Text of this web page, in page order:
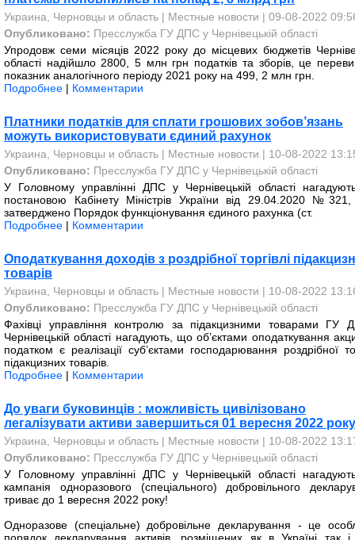
Украина, Черновцы и область | Местные новости | 09-08-2022
Опубликовано: Пресслужба ГУ ДПС у Чернівецькій області
Упродовж семи місяців 2022 року до місцевих бюджетів
області надійшло 2800, 5 млн грн податків та зборів, це
показник аналогічного періоду 2021 року на 499, 2 млн грн.
Подробнее | Комментарии
Платники податків для сплати грошових зобов’язань
можуть використовувати єдиний рахунок
Украина, Черновцы и область | Местные новости | 10-08-2022
Опубликовано: Пресслужба ГУ ДПС у Чернівецькій області
У Головному управлінні ДПС у Чернівецькій області
постановою Кабінету Міністрів України від 29.04.2020
затверджено Порядок функціонування єдиного рахунка (ст.
Подробнее | Комментарии
Оподаткування доходів з роздрібної торгівлі
товарів
Украина, Черновцы и область | Местные новости | 10-08-2022
Опубликовано: Пресслужба ГУ ДПС у Чернівецькій області
Фахівці управління контролю за підакцизними товарами ГУ
Чернівецькій області нагадують, що об’єктами оподаткування
податком є реалізації суб’єктами господарювання роздрібної
підакцизних товарів.
Подробнее | Комментарии
До уваги буковинців : можливість цивілізовано
легалізувати активи завершиться 01 вересня 2022 року
Украина, Черновцы и область | Местные новости | 10-08-2022
Опубликовано: Пресслужба ГУ ДПС у Чернівецькій області
У Головному управлінні ДПС у Чернівецькій області
кампанія одноразового (спеціального) добровільного
триває до 1 вересня 2022 року!
Одноразове (спеціальне) добровільне декларування - це